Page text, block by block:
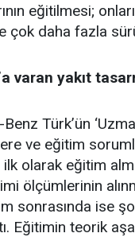
eğitilmesi;
çok daha fazla
varan yakıt
Türk’ün
ve eğitim
olarak eğitim
ölçümlerinin
sonrasında ise
Eğitimin teorik